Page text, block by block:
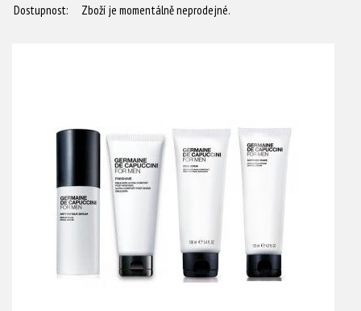
Dostupnost: Zboží je momentálně neprodejné.